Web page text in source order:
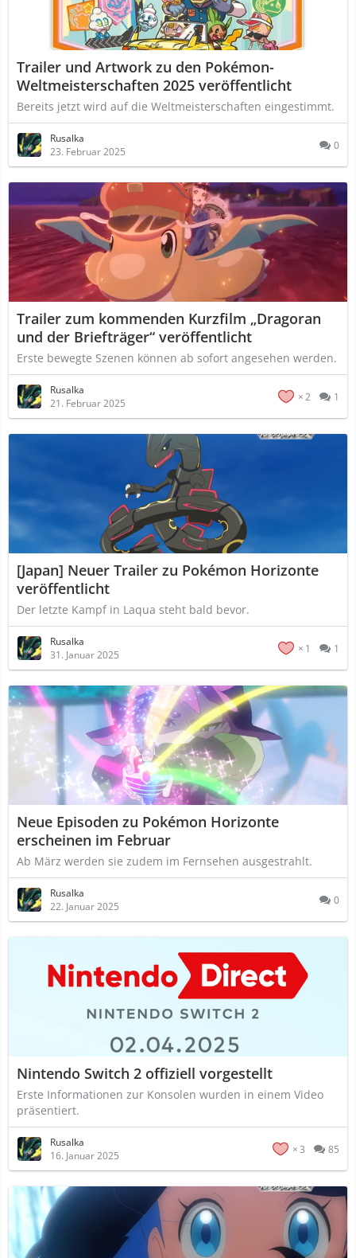
Trailer und Artwork zu den Pokémon-
Weltmeisterschaften 2025 veröffentlicht
Bereits jetzt wird auf die Weltmeisterschaften eingestimmt.
Rusalka
23. Februar 2025
0
Trailer zum kommenden Kurzfilm „Dragoran
und der Briefträger“ veröffentlicht
Erste bewegte Szenen können ab sofort angesehen werden.
Rusalka
21. Februar 2025
2 1
[Japan] Neuer Trailer zu Pokémon Horizonte
veröffentlicht
Der letzte Kampf in Laqua steht bald bevor.
Rusalka
31. Januar 2025
1 1
Neue Episoden zu Pokémon Horizonte
erscheinen im Februar
Ab März werden sie zudem im Fernsehen ausgestrahlt.
Rusalka
22. Januar 2025
0
Nintendo Switch 2 offiziell vorgestellt
Erste Informationen zur Konsolen wurden in einem Video
präsentiert.
Rusalka
16. Januar 2025
3 85